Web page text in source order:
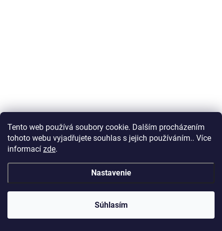
Tento web používá soubory cookie. Dalším procházením
tohoto webu vyjadřujete souhlas s jejich používáním.. Více
informací zde.
Nastavenie
Súhlasím